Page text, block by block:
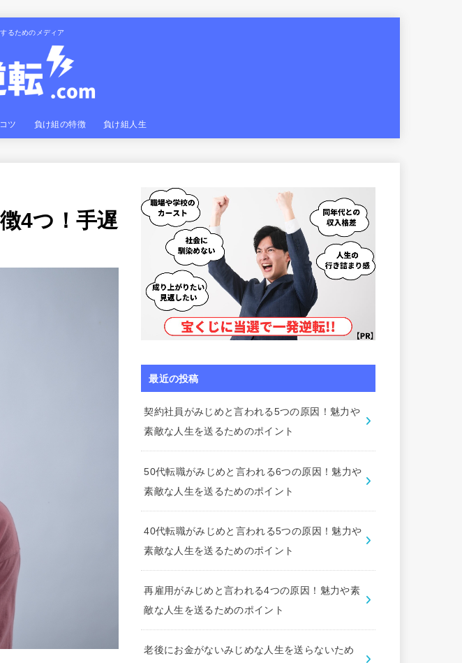
るためのメディア
ツ 負け組の特徴 負け組人生
4つ！手遅
最近の投稿
契約社員がみじめと言われる5つの原因！魅力や
素敵な人生を送るためのポイント
50代転職がみじめと言われる6つの原因！魅力や
素敵な人生を送るためのポイント
40代転職がみじめと言われる5つの原因！魅力や
素敵な人生を送るためのポイント
再雇用がみじめと言われる4つの原因！魅力や素
敵な人生を送るためのポイント
老後にお金がないみじめな人生を送らないため